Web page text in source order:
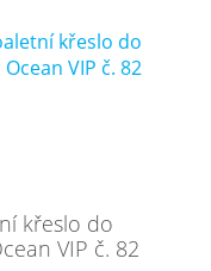
křeslo do
VIP č. 82